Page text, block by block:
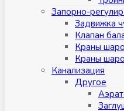
Запорно-
Задвижка
Клапан
Краны
Краны
Канализация
Другое